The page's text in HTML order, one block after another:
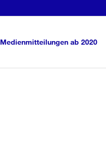
Medienmitteilungen ab 2020